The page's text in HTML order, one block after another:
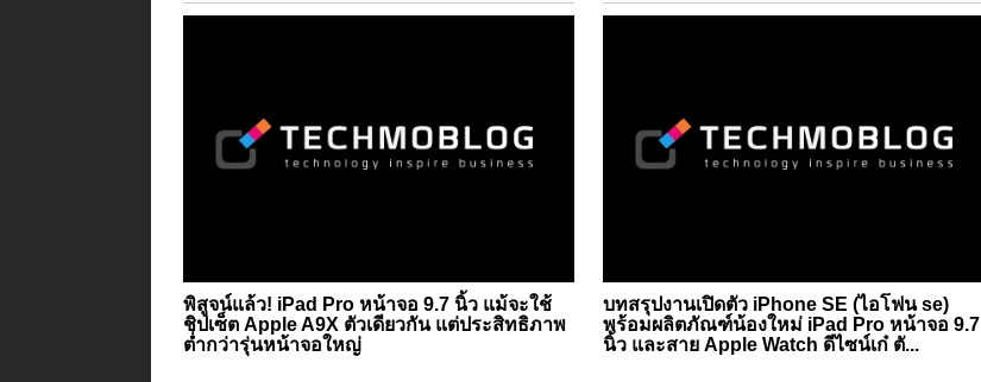
พิสูจน์แล้ว! iPad Pro หน้าจอ 9.7 นิ้ว แม้จะใช้
ชิปเซ็ต Apple A9X ตัวเดียวกัน แต่ประสิทธิภาพ
ต่ำกว่ารุ่นหน้าจอใหญ่
บทสรุปงานเปิดตัว iPhone SE (ไอโฟน se)
พร้อมผลิตภัณฑ์น้องใหม่ iPad Pro หน้าจอ 9.7
นิ้ว และสาย Apple Watch ดีไซน์เก๋ ตั...